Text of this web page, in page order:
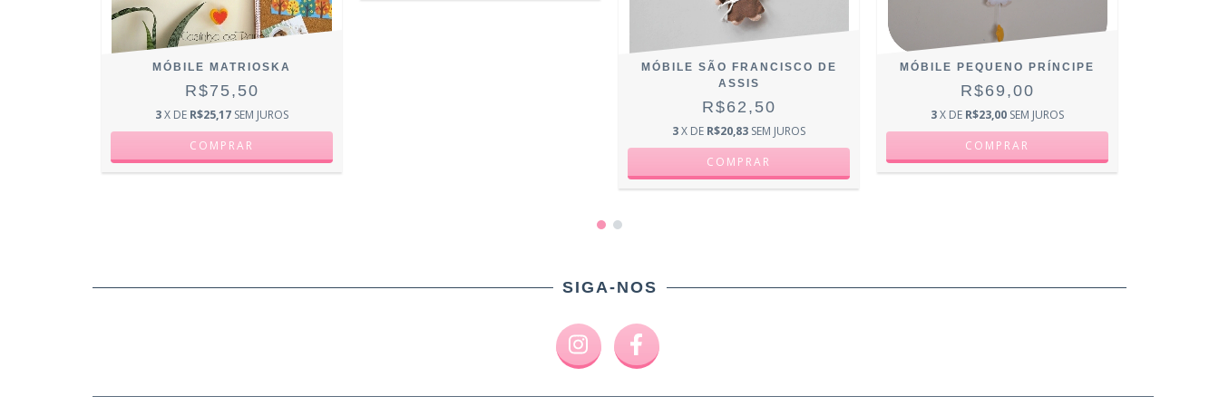
MÓBILE MATRIOSKA
R$75,50
3X DE R$25,17 SEM JUROS
MÓBILE SÃO FRANCISCO DE
ASSIS
R$62,50
3X DE R$20,83 SEM JUROS
MÓBILE PEQUENO PRÍNCIPE
R$69,00
3X DE R$23,00 SEM JUROS
SIGA-NOS